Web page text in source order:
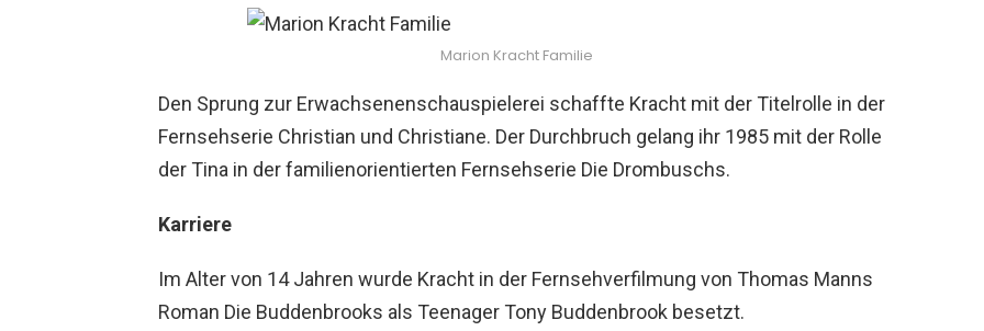
Marion Kracht Familie
Den Sprung zur Erwachsenenschauspielerei schaffte Kracht mit der Titelrolle in der
Fernsehserie Christian und Christiane. Der Durchbruch gelang ihr 1985 mit der Rolle
der Tina in der familienorientierten Fernsehserie Die Drombuschs.
Karriere
Im Alter von 14 Jahren wurde Kracht in der Fernsehverfilmung von Thomas Manns
Roman Die Buddenbrooks als Teenager Tony Buddenbrook besetzt.